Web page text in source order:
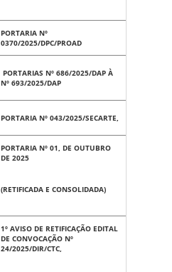
PORTARIA Nº
0370/2025/DPC/PROAD
PORTARIAS Nº 686/2025/DAP À
Nº 693/2025/DAP
PORTARIA Nº 043/2025/SECARTE,
PORTARIA Nº 01, DE OUTUBRO
DE 2025
(RETIFICADA E CONSOLIDADA)
1º AVISO DE RETIFICAÇÃO EDITAL
DE CONVOCAÇÃO Nº
24/2025/DIR/CTC,